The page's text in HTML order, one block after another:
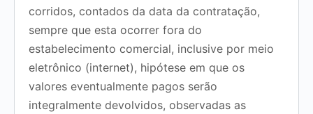
corridos, contados da data da contratação,
sempre que esta ocorrer fora do
estabelecimento comercial, inclusive por meio
eletrônico (internet), hipótese em que os
valores eventualmente pagos serão
integralmente devolvidos, observadas as